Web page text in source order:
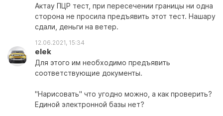
Актау ПЦР тест, при пересечении границы ни одна
сторона не просила предъявить этот тест. Нашару
сдали, деньги на ветер.
12.06.2021, 15:34
elek
Для этого им необходимо предъявить
соответствующие документы.
"Нарисовать" что угодно можно, а как проверить?
Единой электронной базы нет?